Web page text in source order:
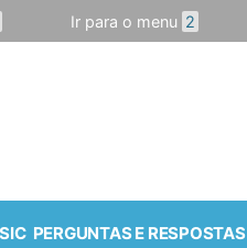
Ir para o menu 2
PERGUNTAS E RESPOSTAS